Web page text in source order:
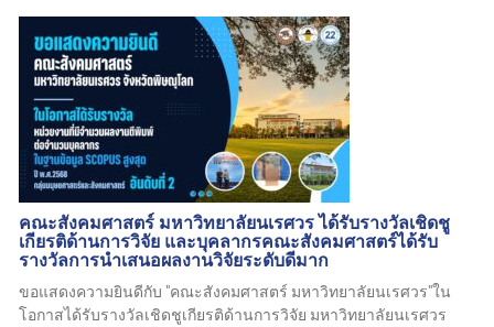
คณะสังคมศาสตร์ มหาวิทยาลัยนเรศวร ได้รับรางวัลเชิดชู
เกียรติด้านการวิจัย และบุคลากรคณะสังคมศาสตร์ได้รับ
รางวัลการนำเสนอผลงานวิจัยระดับดีมาก
ขอแสดงความยินดีกับ "คณะสังคมศาสตร์ มหาวิทยาลัยนเรศวร"ใน
โอกาสได้รับรางวัลเชิดชูเกียรติด้านการวิจัย มหาวิทยาลัยนเรศวร